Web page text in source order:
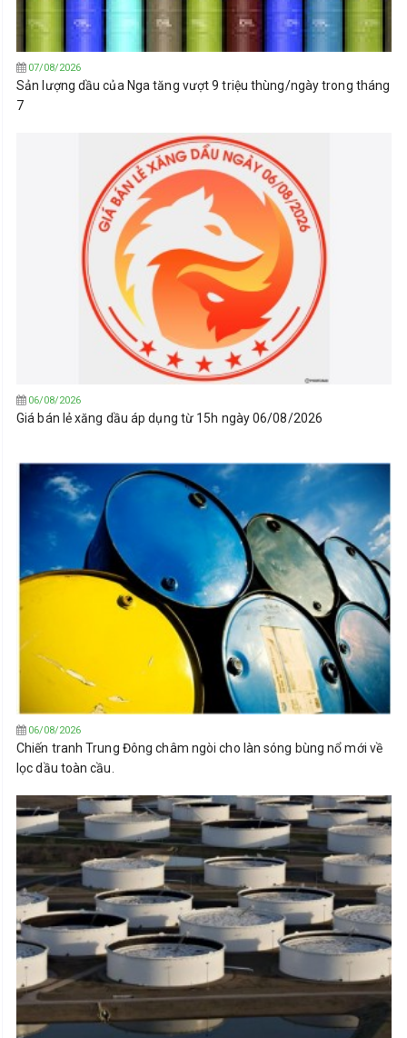
07/08/2026
Sản lượng dầu của Nga tăng vượt 9 triệu thùng/ngày trong tháng
7
06/08/2026
Giá bán lẻ xăng dầu áp dụng từ 15h ngày 06/08/2026
06/08/2026
Chiến tranh Trung Đông châm ngòi cho làn sóng bùng nổ mới về
lọc dầu toàn cầu.